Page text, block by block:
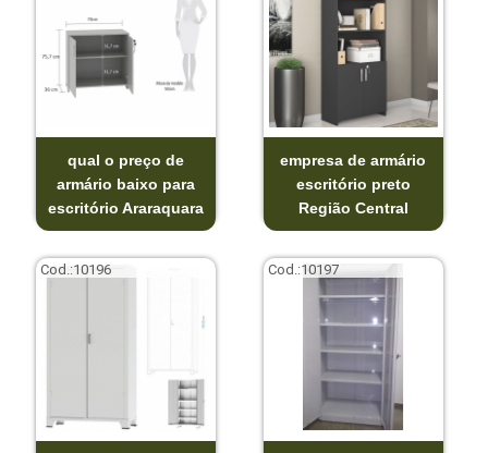
qual o preço de
armário baixo para
escritório Araraquara
empresa de armário
escritório preto
Região Central
Cod.:10196 Cod.:10197